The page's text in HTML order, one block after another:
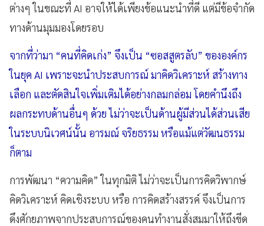
ต่างๆ ในขณะที่ AI อาจให้ได้เพียงข้อแนะนำที่ดี แต่มีข้อจำกัด
ทางด้านมุมมองโดยรอบ
จากที่ว่ามา “คนที่คิดเก่ง” จึงเป็น “ซอสสูตรลับ” ขององค์กร
ในยุค AI เพราะจะนำประสบการณ์ มาคิดวิเคราะห์ สร้างทาง
เลือก และตัดสินใจเพิ่มเติมได้อย่างกลมกล่อม โดยคำนึงถึง
ผลกระทบด้านอื่นๆ ด้วย ไม่ว่าจะเป็นด้านผู้มีส่วนได้ส่วนเสีย
ในระบบนิเวศน์นั้น อารมณ์ จริยธรรม หรือแม้แต่วัฒนธรรม
ก็ตาม
การพัฒนา “ความคิด” ในทุกมิติ ไม่ว่าจะเป็นการคิดวิพากษ์
คิดวิเคราะห์ คิดเชิงระบบ หรือ การคิดสร้างสรรค์ จึงเป็นการ
ดึงศักยภาพจากประสบการณ์ของคนทำงานสั่งสมมาให้ถึงขีด